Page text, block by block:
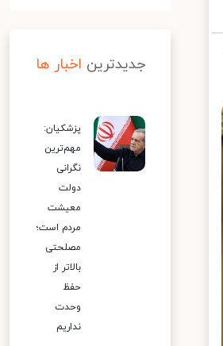
جدیدترین اخبار ها
پزشکیان:
مهم‌ترین
نگرانی
دولت
معیشت
مردم است؛
مصلحتی
بالاتر از
حفظ
وحدت
نداریم